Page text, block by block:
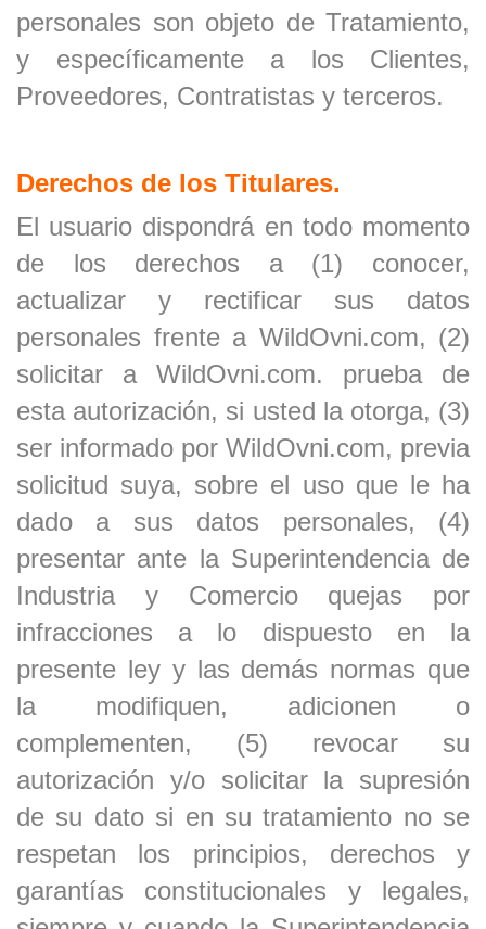
personales son objeto de Tratamiento,
y específicamente a los Clientes,
Proveedores, Contratistas y terceros.
Derechos de los Titulares.
El usuario dispondrá en todo momento
de los derechos a (1) conocer,
actualizar y rectificar sus datos
personales frente a WildOvni.com, (2)
solicitar a WildOvni.com. prueba de
esta autorización, si usted la otorga, (3)
ser informado por WildOvni.com, previa
solicitud suya, sobre el uso que le ha
dado a sus datos personales, (4)
presentar ante la Superintendencia de
Industria y Comercio quejas por
infracciones a lo dispuesto en la
presente ley y las demás normas que
la modifiquen, adicionen o
complementen, (5) revocar su
autorización y/o solicitar la supresión
de su dato si en su tratamiento no se
respetan los principios, derechos y
garantías constitucionales y legales,